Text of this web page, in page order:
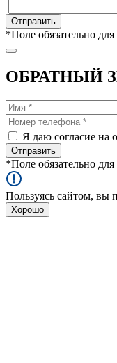
*Поле обязательно
ОБРАТНЫЙ
Я даю согласие на
*Поле обязательно
Пользуясь сайтом, вы
Хорошо